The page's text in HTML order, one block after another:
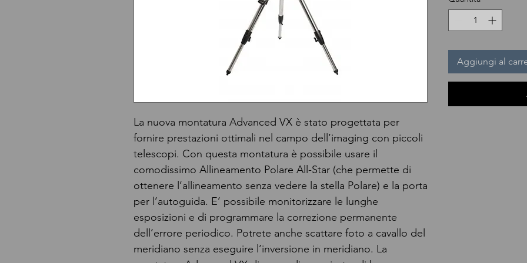
La nuova montatura Advanced VX è stato progettata per
fornire prestazioni ottimali nel campo dell’imaging con piccoli
telescopi. Con questa montatura è possibile usare il
comodissimo Allineamento Polare All-Star (che permette di
ottenere l’allineamento senza vedere la stella Polare) e la porta
per l’autoguida. E’ possibile monitorizzare le lunghe
esposizioni e di programmare la correzione permanente
dell’errore periodico. Potrete anche scattare foto a cavallo del
meridiano senza eseguire l’inversione in meridiano. La
Aggiungi al